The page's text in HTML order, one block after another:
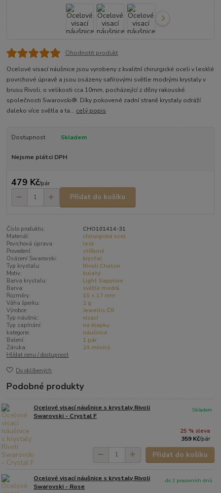
Ohodnotit produkt
Ocelové visací náušnice jsou vyrobeny z kvalitní chirurgické oceli v lesklé
povrchové úpravě a jsou osázeny safírovými světle modrými krystaly v
brusu Rivoli, o velikosti cca 10mm, pocházející z dílny rakouské
společnosti Swarovski®. Díky pokovené zadní straně krystaly odráží
daleko více světla a ta... celý popis
Dostupnost Skladem
Nejsme plátci DPH
479 Kč/pár
Přidat do košíku
Číslo produktu:
CHO101414-31
Materiál:
chirurgická ocel
Povrchová úprava:
lesk
Provedení:
stříbrné
Osázení Swarovski:
krystal
Typ krystalu:
Rivoli Chaton
Motiv:
kulatý
Barva krystalu:
Light Sapphire
Barva:
světle modrá
Rozměry:
10 × 17 mm
Váha šperku:
2 g
Výrobce:
Jewellis ČR
Typ náušnic:
visací
Typ zapínání:
na klapku
kategorie:
náušnice
Balení:
1 pár
Záruka:
24 měsíců
Hlídat cenu / dostupnost
Do oblíbených
Podobné produkty
Ocelové visací náušnice s krystaly Rivoli
Swarovski - Crystal F
25 % sleva
359 Kč/pár
Skladem
Přidat do košíku
Ocelové visací náušnice s krystaly Rivoli
Swarovski - Rose
do 2 pracovních dnů